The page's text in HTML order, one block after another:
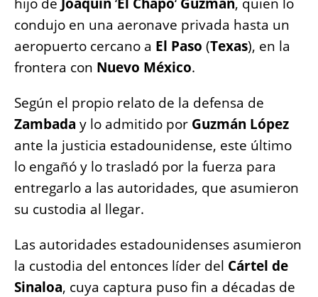
condujo en una aeronave privada hasta un
aeropuerto cercano a El Paso (Texas), en la
frontera con Nuevo México.
Según el propio relato de la defensa de
Zambada y lo admitido por Guzmán López
ante la justicia estadounidense, este último
lo engañó y lo trasladó por la fuerza para
entregarlo a las autoridades, que asumieron
su custodia al llegar.
Las autoridades estadounidenses asumieron
la custodia del entonces líder del Cártel de
Sinaloa, cuya captura puso fin a décadas de